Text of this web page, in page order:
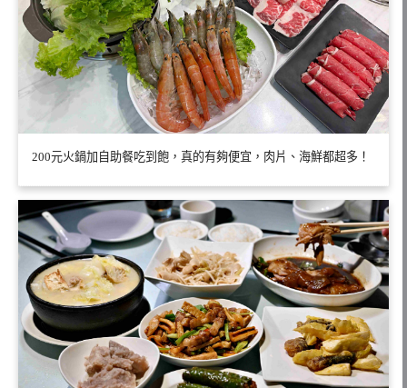
200元火鍋加自助餐吃到飽，真的有夠便宜，肉片、海鮮都超多！